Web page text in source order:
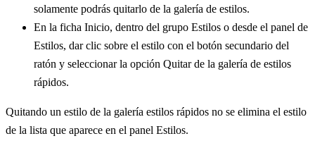
solamente podrás quitarlo de la galería de estilos.
En la ficha Inicio, dentro del grupo Estilos o desde el panel de
Estilos, dar clic sobre el estilo con el botón secundario del
ratón y seleccionar la opción Quitar de la galería de estilos
rápidos.
Quitando un estilo de la galería estilos rápidos no se elimina el estilo
de la lista que aparece en el panel Estilos.